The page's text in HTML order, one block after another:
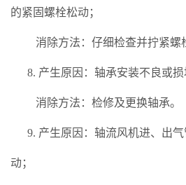
的紧固螺栓松动；
消除方法：仔细检查并拧紧螺
8. 产生原因：轴承安装不良或损
消除方法：检修及更换轴承。
9. 产生原因：轴流风机进、出气
动；